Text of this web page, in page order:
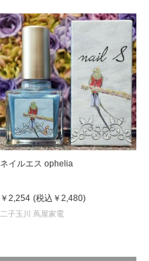
ネイルエス ophelia
￥2,254 (税込 ￥2,480)
二子玉川 蔦屋家電